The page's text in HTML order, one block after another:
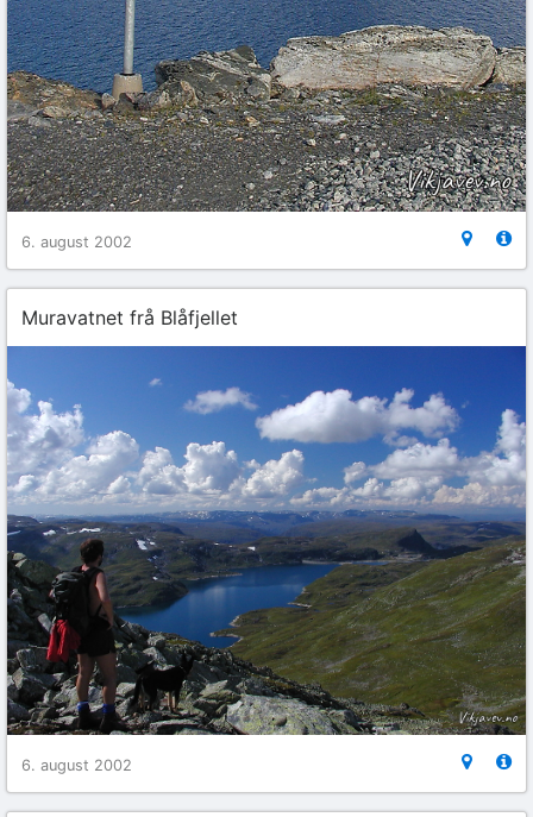
6. august 2002
Muravatnet frå Blåfjellet
6. august 2002